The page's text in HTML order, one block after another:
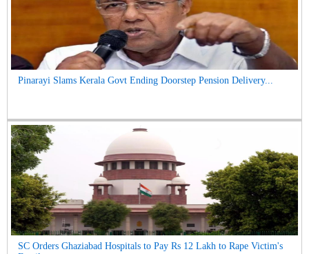
Pinarayi Slams Kerala Govt Ending Doorstep Pension Delivery...
SC Orders Ghaziabad Hospitals to Pay Rs 12 Lakh to Rape Victim's